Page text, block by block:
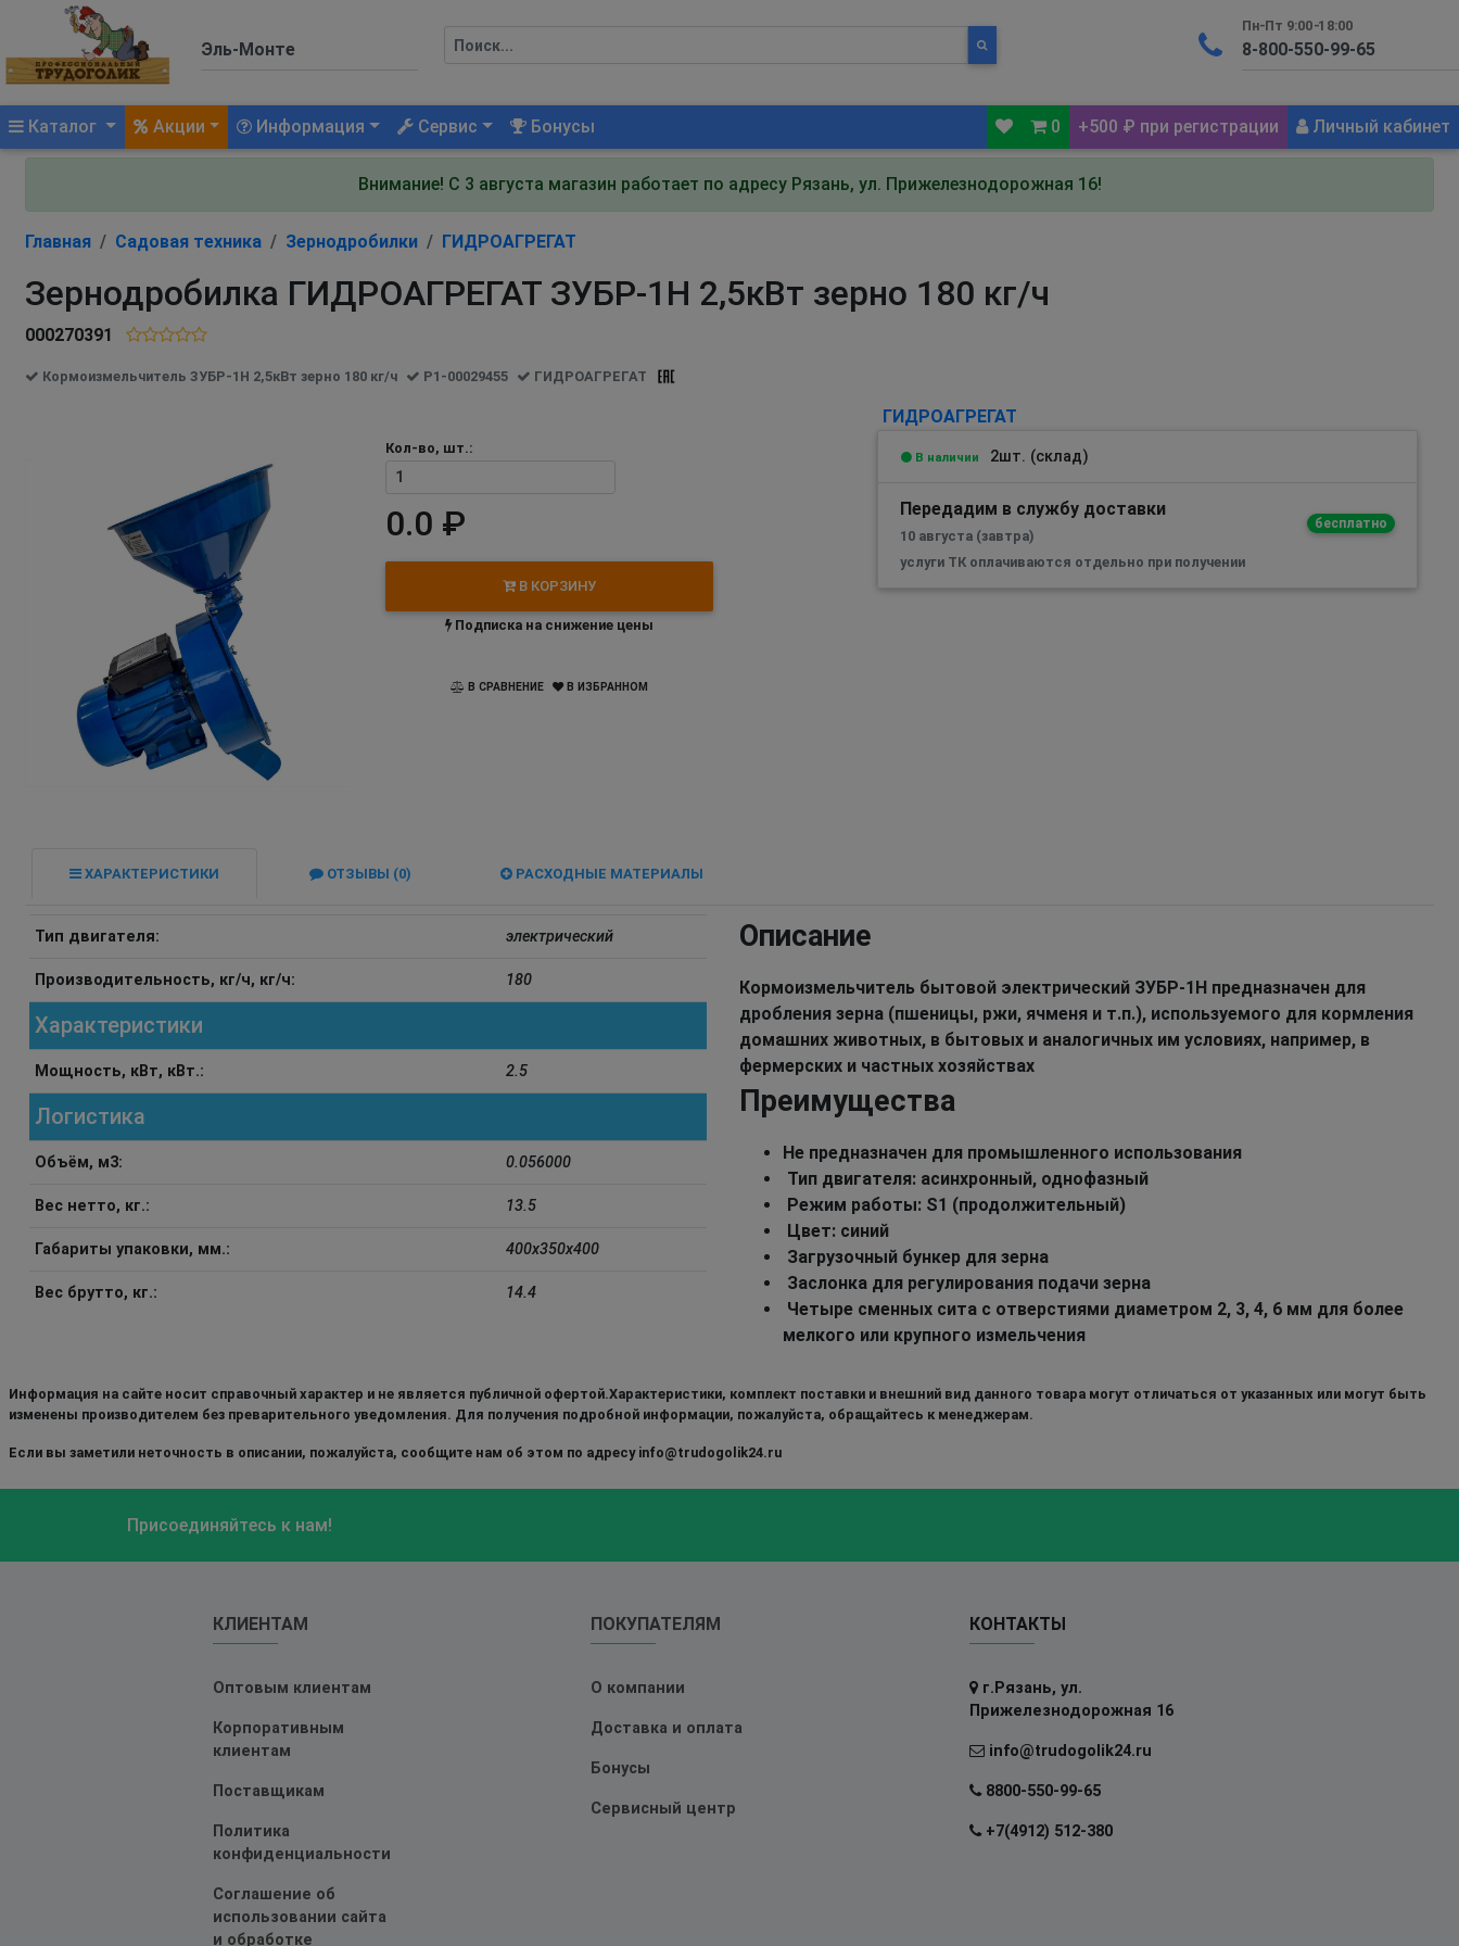
Пн-Пт 9:00-18:00
Каталог (current)Акции Информация Сервис Бонусы 0 +500 ₽ при регистрации Личный кабинет
Внимание! С 3 августа магазин работает по адресу Рязань, ул. Прижелезнодорожная 16!
Главная Садовая техника Зернодробилки ГИДРОАГРЕГАТ
Зернодробилка ГИДРОАГРЕГАТ ЗУБР-1Н 2,5кВт зерно 180 кг/ч
000270391
Кормоизмельчитель ЗУБР-1Н 2,5кВт зерно 180 кг/ч Р1-00029455 ГИДРОАГРЕГАТ
Кол-во, шт.:
0.0 ₽
В КОРЗИНУ
Подписка на снижение цены
В СРАВНЕНИЕ В ИЗБРАННОМ
ГИДРОАГРЕГАТ
В наличии 2шт. (склад)
Передадим в службу доставки
бесплатно
10 августа (завтра)
услуги ТК оплачиваются отдельно при получении
ХАРАКТЕРИСТИКИ ОТЗЫВЫ (0) РАСХОДНЫЕ МАТЕРИАЛЫ
Тип двигателя: электрический
Производительность, кг/ч, кг/ч: 180
Характеристики
Мощность, кВт, кВт.: 2.5
Логистика
Объём, м3: 0.056000
Вес нетто, кг.: 13.5
Габариты упаковки, мм.: 400x350x400
Вес брутто, кг.: 14.4
Описание
Кормоизмельчитель бытовой электрический ЗУБР-1Н предназначен для
дробления зерна (пшеницы, ржи, ячменя и т.п.), используемого для кормления
домашних животных, в бытовых и аналогичных им условиях, например, в
фермерских и частных хозяйствах
Преимущества
Не предназначен для промышленного использования
Тип двигателя: асинхронный, однофазный
Режим работы: S1 (продолжительный)
Цвет: синий
Загрузочный бункер для зерна
Заслонка для регулирования подачи зерна
Четыре сменных сита с отверстиями диаметром 2, 3, 4, 6 мм для более
мелкого или крупного измельчения
Информация на сайте носит справочный характер и не является публичной офертой.Характеристики, комплект поставки и внешний вид данного товара могут отличаться от указанных или могут быть
изменены производителем без преварительного уведомления. Для получения подробной информации, пожалуйста, обращайтесь к менеджерам.
Если вы заметили неточность в описании, пожалуйста, сообщите нам об этом по адресу info@trudogolik24.ru
Присоединяйтесь к нам!
КЛИЕНТАМ
Оптовым клиентам
Корпоративным
клиентам
Поставщикам
Политика
конфиденциальности
Соглашение об
использовании сайта
и обработке
ПОКУПАТЕЛЯМ
О компании
Доставка и оплата
Бонусы
Сервисный центр
КОНТАКТЫ
г.Рязань, ул.
Прижелезнодорожная 16
info@trudogolik24.ru
8800-550-99-65
+7(4912) 512-380